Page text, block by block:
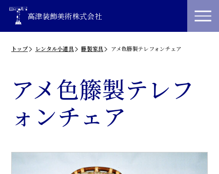
高津装飾美術株式会社
トップ レンタル小道具 籐製家具 アメ色籐製テレフォンチェア
アメ色籐製テレフ
ォンチェア